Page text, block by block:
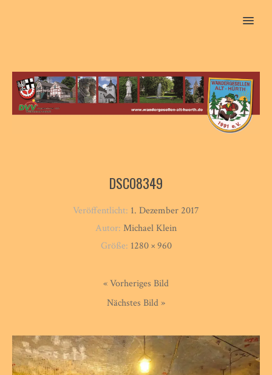
MENU
DSC08349
Veröffentlicht: 1. Dezember 2017
Autor: Michael Klein
Größe: 1280 × 960
« Vorheriges Bild
Nächstes Bild »